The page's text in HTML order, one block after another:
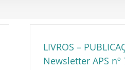
LIVROS –
Newsletter APS nº